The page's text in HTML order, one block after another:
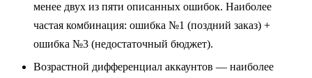
менее двух из пяти описанных ошибок. Наиболее
частая комбинация: ошибка №1 (поздний заказ) +
ошибка №3 (недостаточный бюджет).
Возрастной дифференциал аккаунтов — наиболее